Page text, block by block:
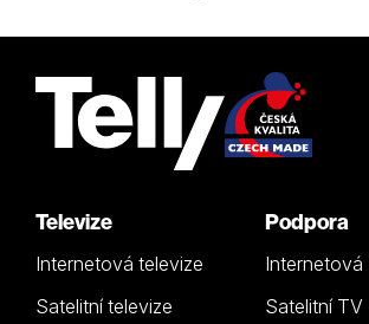
Televize
Internetová televize
Satelitní televize
Podpora
Internetová
Satelitní TV